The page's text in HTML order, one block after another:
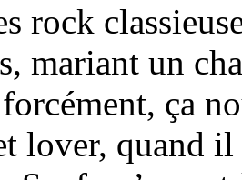
rock
mariant un
ça
lover, quand